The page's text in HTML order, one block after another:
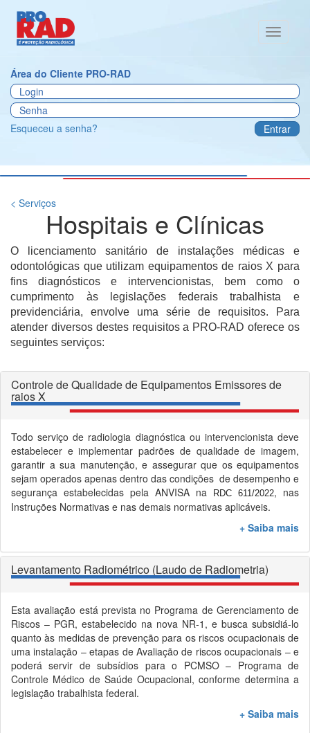
Toggle
Área do Cliente PRO-RAD
Entrar
Esqueceu a senha?
< Serviços
Hospitais e Clínicas
O licenciamento sanitário de instalações médicas e
odontológicas que utilizam equipamentos de raios X para
fins diagnósticos e intervencionistas,
bem como o
cumprimento às legislações federais trabalhista e
previdenciária, envolve uma série de requisitos. Para
atender diversos destes requisitos a PRO-RAD oferece os
seguintes serviços:
Controle de Qualidade de Equipamentos Emissores de
raios X
Todo serviço de radiologia diagnóstica ou intervencionista deve
estabelecer e implementar padrões de qualidade de imagem,
garantir a sua manutenção, e assegurar que os equipamentos
sejam operados apenas dentro das condições de desempenho e
segurança estabelecidas pela ANVISA na
RDC 611/2022, nas
Instruções Normativas e nas demais normativas aplicáveis.
+ Saiba mais
Levantamento Radiométrico (Laudo de Radiometria)
Esta avaliação está prevista no Programa de Gerenciamento de
Riscos – PGR, estabelecido na nova NR-1, e busca subsidiá-lo
quanto às medidas de prevenção para os riscos ocupacionais de
uma instalação – etapas de Avaliação de riscos ocupacionais – e
poderá servir de subsídios para o PCMSO – Programa de
Controle Médico de Saúde Ocupacional, conforme determina a
legislação trabalhista federal.
+ Saiba mais